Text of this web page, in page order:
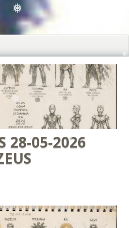
❅
❅
❅
❅
❅
❅
❅
28-05-2026